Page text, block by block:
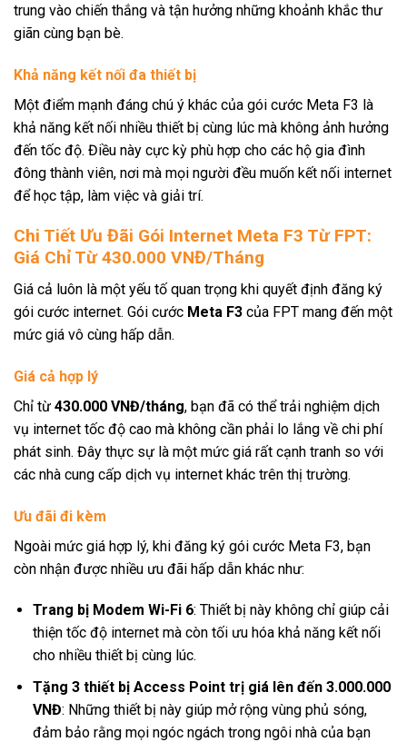
trung vào chiến thắng và tận hưởng những khoảnh khắc thư
giãn cùng bạn bè.
Khả năng kết nối đa thiết bị
Một điểm mạnh đáng chú ý khác của gói cước Meta F3 là
khả năng kết nối nhiều thiết bị cùng lúc mà không ảnh hưởng
đến tốc độ. Điều này cực kỳ phù hợp cho các hộ gia đình
đông thành viên, nơi mà mọi người đều muốn kết nối internet
để học tập, làm việc và giải trí.
Chi Tiết Ưu Đãi Gói Internet Meta F3 Từ FPT:
Giá Chỉ Từ 430.000 VNĐ/Tháng
Giá cả luôn là một yếu tố quan trọng khi quyết định đăng ký
gói cước internet. Gói cước Meta F3 của FPT mang đến một
mức giá vô cùng hấp dẫn.
Giá cả hợp lý
Chỉ từ 430.000 VNĐ/tháng, bạn đã có thể trải nghiệm dịch
vụ internet tốc độ cao mà không cần phải lo lắng về chi phí
phát sinh. Đây thực sự là một mức giá rất cạnh tranh so với
các nhà cung cấp dịch vụ internet khác trên thị trường.
Ưu đãi đi kèm
Ngoài mức giá hợp lý, khi đăng ký gói cước Meta F3, bạn
còn nhận được nhiều ưu đãi hấp dẫn khác như:
Trang bị Modem Wi-Fi 6: Thiết bị này không chỉ giúp cải
thiện tốc độ internet mà còn tối ưu hóa khả năng kết nối
cho nhiều thiết bị cùng lúc.
Tặng 3 thiết bị Access Point trị giá lên đến 3.000.000
VNĐ: Những thiết bị này giúp mở rộng vùng phủ sóng,
đảm bảo rằng mọi ngóc ngách trong ngôi nhà của bạn